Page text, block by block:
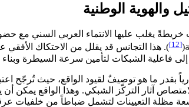
والهوية الوطنية
خريطةً يغلب عليها الانتماء العربي السني مع
[12]
). هذا التجانس قد يقلل من الاحتكاك الأفقي
إلى فاعلية الشبكات لتأمين سرعة السيطرة
بقدر ما هو توصيفٌ لقيود الواقع، حيث تُرجّح
آثار التركّز الشبكي. وهذا الواقع يمكن
مظلة التعيينات لتشمل ضباطاً من خلفيات